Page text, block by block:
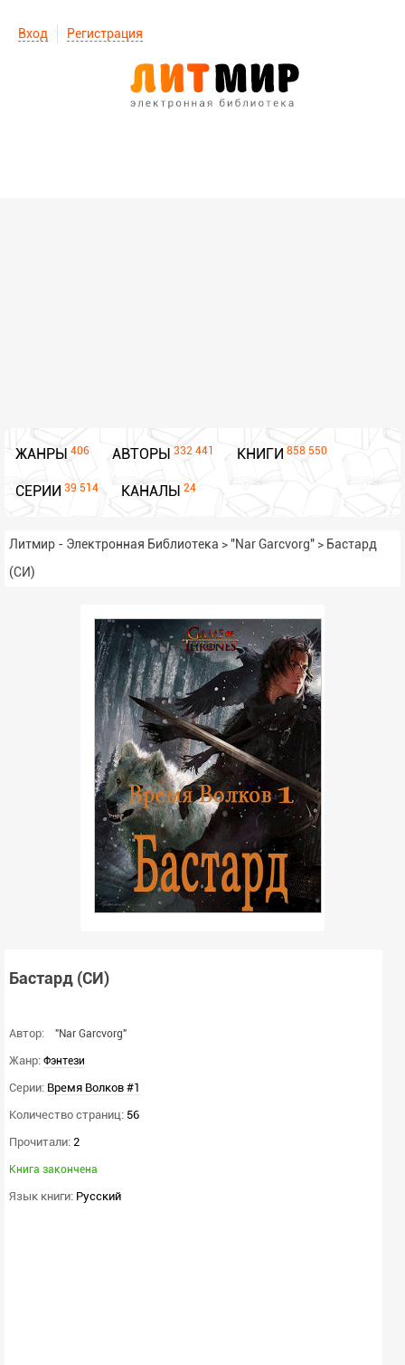
Вход Регистрация
ЖАНРЫ 406 АВТОРЫ 332 441 КНИГИ 858 550
СЕРИИ 39 514 КАНАЛЫ 24
Литмир - Электронная Библиотека >"Nar Garcvorg" > Бастард
(СИ)
Бастард (СИ)
Автор: "Nar Garcvorg"
Жанр: Фэнтези
Серии: Время Волков #1
Количество страниц: 56
Прочитали: 2
Книга закончена
Язык книги: Русский